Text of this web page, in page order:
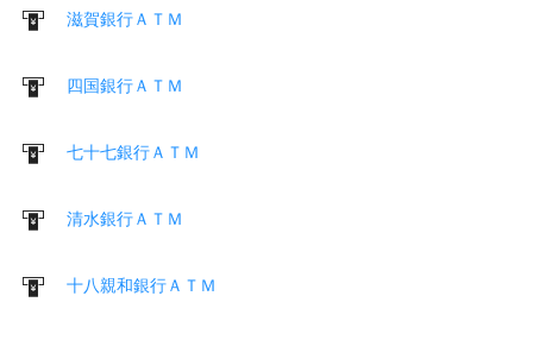
滋賀銀行ＡＴＭ
四国銀行ＡＴＭ
七十七銀行ＡＴＭ
清水銀行ＡＴＭ
十八親和銀行ＡＴＭ